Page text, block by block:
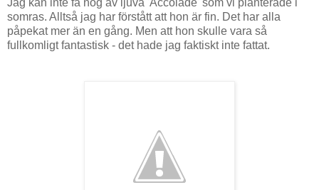
Jag kan inte få nog av ljuva 'Accolade' som vi planterade i
somras. Alltså jag har förstått att hon är fin. Det har alla
påpekat mer än en gång. Men att hon skulle vara så
fullkomligt fantastisk - det hade jag faktiskt inte fattat.